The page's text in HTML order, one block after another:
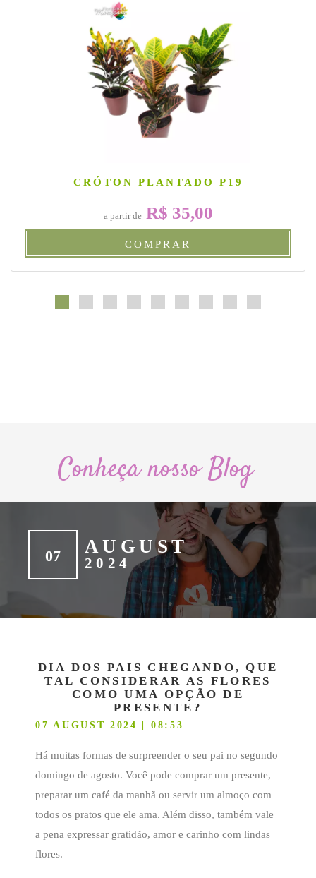
CRÓTON PLANTADO P19
a partir deR$ 35,00
COMPRAR
Conheça nosso Blog
07 AUGUST
2024
DIA DOS PAIS CHEGANDO, QUE
TAL CONSIDERAR AS FLORES
COMO UMA OPÇÃO DE
PRESENTE?
07 AUGUST 2024 | 08:53
Há muitas formas de surpreender o seu pai no segundo
domingo de agosto. Você pode comprar um presente,
preparar um café da manhã ou servir um almoço com
todos os pratos que ele ama. Além disso, também vale
a pena expressar gratidão, amor e carinho com lindas
flores.